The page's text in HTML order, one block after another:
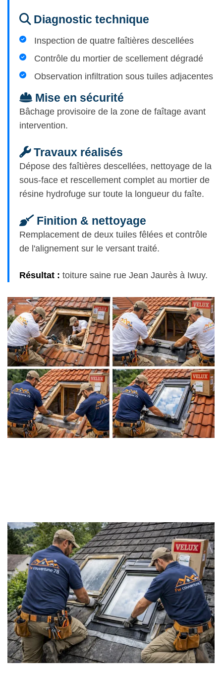
Diagnostic technique
Inspection de quatre faîtières descellées
Contrôle du mortier de scellement dégradé
Observation infiltration sous tuiles adjacentes
Mise en sécurité
Bâchage provisoire de la zone de faîtage avant
intervention.
Travaux réalisés
Dépose des faîtières descellées, nettoyage de la
sous-face et rescellement complet au mortier de
résine hydrofuge sur toute la longueur du faîte.
Finition & nettoyage
Remplacement de deux tuiles fêlées et contrôle
de l'alignement sur le versant traité.
Résultat : toiture saine rue Jean Jaurès à Iwuy.